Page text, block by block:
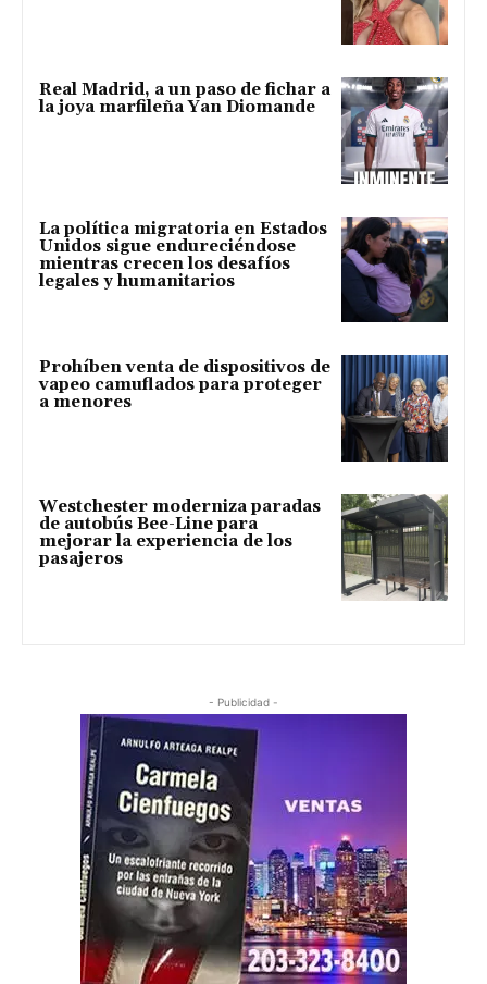
Real Madrid, a un paso de fichar a
la joya marfileña Yan Diomande
La política migratoria en Estados
Unidos sigue endureciéndose
mientras crecen los desafíos
legales y humanitarios
Prohíben venta de dispositivos de
vapeo camuflados para proteger
a menores
Westchester moderniza paradas
de autobús Bee-Line para
mejorar la experiencia de los
pasajeros
- Publicidad -